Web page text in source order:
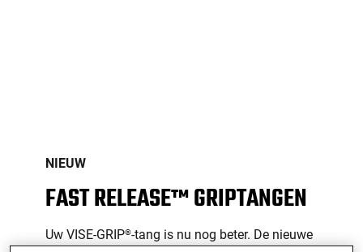
NIEUW
FAST RELEASE™ GRIPTANGEN
Uw VISE-GRIP®-tang is nu nog beter. De nieuwe